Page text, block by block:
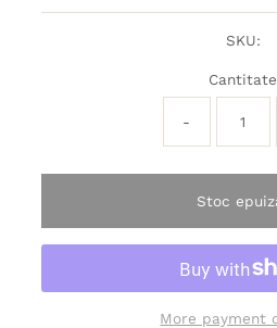
SKU:
Cantitate
-
Stoc
More payment